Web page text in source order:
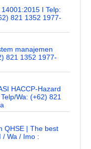
I Telp:
821 1352 1977-
manajemen
821 1352 1977-
HACCP-Hazard
Wa: (+62) 821
QHSE | The best
/ Wa / Imo :